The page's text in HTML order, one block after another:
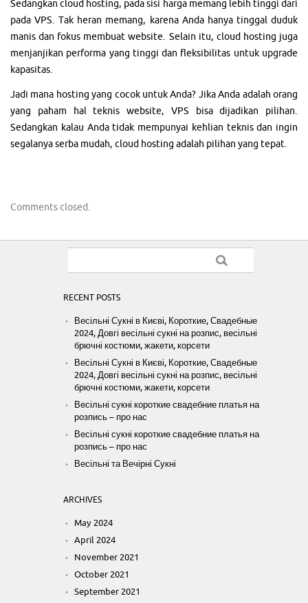
Sedangkan cloud hosting, pada sisi harga memang lebih tinggi dari
pada VPS. Tak heran memang, karena Anda hanya tinggal duduk
manis dan fokus membuat website. Selain itu, cloud hosting juga
menjanjikan performa yang tinggi dan fleksibilitas untuk upgrade
kapasitas.
Jadi mana hosting yang cocok untuk Anda? Jika Anda adalah orang
yang paham hal teknis website, VPS bisa dijadikan pilihan.
Sedangkan kalau Anda tidak mempunyai kehlian teknis dan ingin
segalanya serba mudah, cloud hosting adalah pilihan yang tepat.
Comments closed.
RECENT POSTS
Весільні Сукні в Києві, Короткие, Свадебные
2024, Довгі весільні сукні на розпис, весільні
брючні костюми, жакети, корсети
Весільні Сукні в Києві, Короткие, Свадебные
2024, Довгі весільні сукні на розпис, весільні
брючні костюми, жакети, корсети
Весільні сукні короткие свадебние платья на
розпись – про нас
Весільні сукні короткие свадебние платья на
розпись – про нас
Весільні та Вечірні Сукні
ARCHIVES
May 2024
April 2024
November 2021
October 2021
September 2021